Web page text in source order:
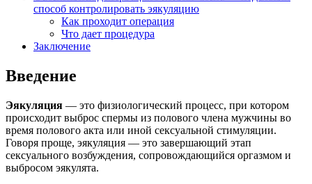
способ контролировать эякуляцию
Как проходит операция
Что дает процедура
Заключение
Введение
Эякуляция — это физиологический процесс, при котором
происходит выброс спермы из полового члена мужчины во
время полового акта или иной сексуальной стимуляции.
Говоря проще, эякуляция — это завершающий этап
сексуального возбуждения, сопровождающийся оргазмом и
выбросом эякулята.